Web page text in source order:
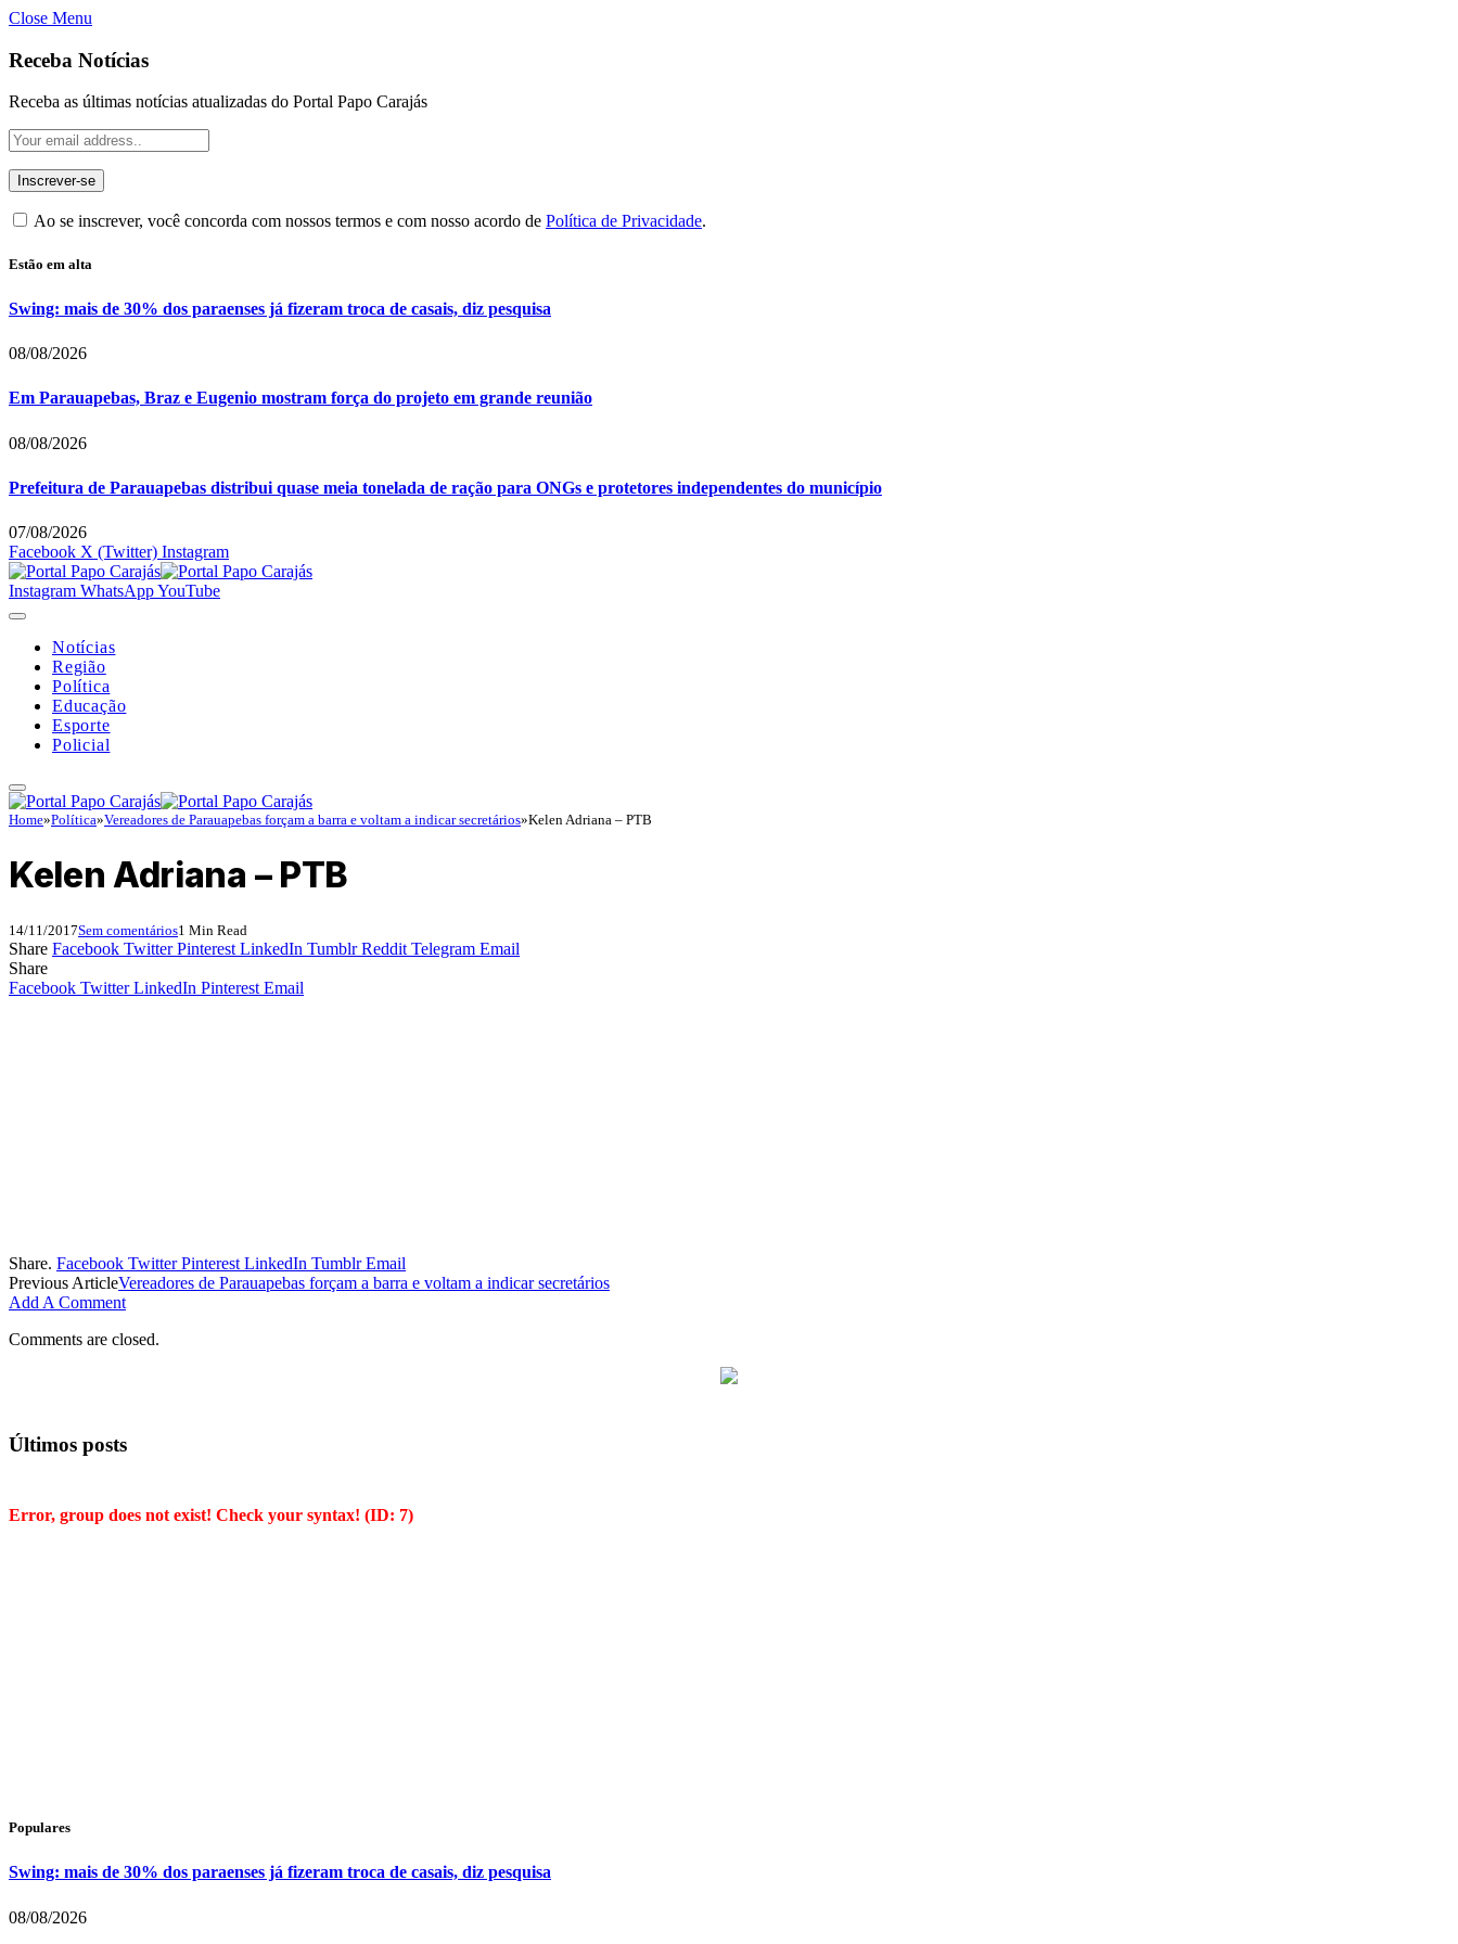
Close Menu
Receba Notícias
Receba as últimas notícias atualizadas do Portal Papo Carajás
Ao se inscrever, você concorda com nossos termos e com nosso acordo de Política de Privacidade.
Estão em alta
Swing: mais de 30% dos paraenses já fizeram troca de casais, diz pesquisa
08/08/2026
Em Parauapebas, Braz e Eugenio mostram força do projeto em grande reunião
08/08/2026
Prefeitura de Parauapebas distribui quase meia tonelada de ração para ONGs e protetores independentes do município
07/08/2026
Facebook X (Twitter) Instagram
Instagram WhatsAppYouTube
Notícias
Região
Política
Educação
Esporte
Policial
Home»Política»Vereadores de Parauapebas forçam a barra e voltam a indicar secretários»Kelen Adriana – PTB
Kelen Adriana – PTB
14/11/2017Sem comentários1 Min Read
Share Facebook Twitter Pinterest LinkedIn Tumblr Reddit Telegram Email
Share
Facebook Twitter LinkedIn Pinterest Email
Share. Facebook Twitter Pinterest LinkedIn Tumblr Email
Previous ArticleVereadores de Parauapebas forçam a barra e voltam a indicar secretários
Add A Comment
Comments are closed.
Últimos posts
Error, group does not exist! Check your syntax! (ID: 7)
Populares
Swing: mais de 30% dos paraenses já fizeram troca de casais, diz pesquisa
08/08/2026